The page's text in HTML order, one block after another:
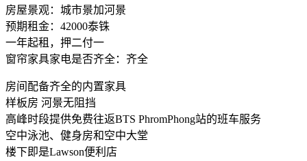
房屋景观：城市景加河景
预期租金：42000泰铢
一年起租，押二付一
窗帘家具家电是否齐全：齐全
房间配备齐全的内置家具
样板房 河景无阻挡
高峰时段提供免费往返BTS PhromPhong站的班车服务
空中泳池、健身房和空中大堂
楼下即是Lawson便利店